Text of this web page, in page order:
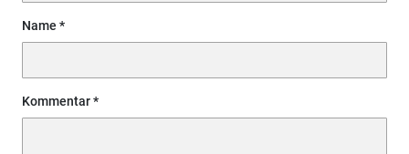
Name
Kommentar